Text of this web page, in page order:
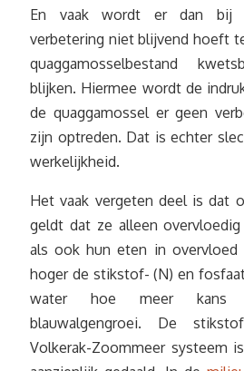
En vaak wordt er dan bij
verbetering niet blijvend hoeft
quaggamosselbestand
blijken. Hiermee wordt de
de quaggamossel er geen
zijn optreden. Dat is echter
werkelijkheid.
Het vaak vergeten deel is dat
geldt dat ze alleen
als ook hun eten in overvloed
hoger de stikstof- (N) en
water hoe meer kans
blauwalgengroei. De
Volkerak-Zoommeer systeem